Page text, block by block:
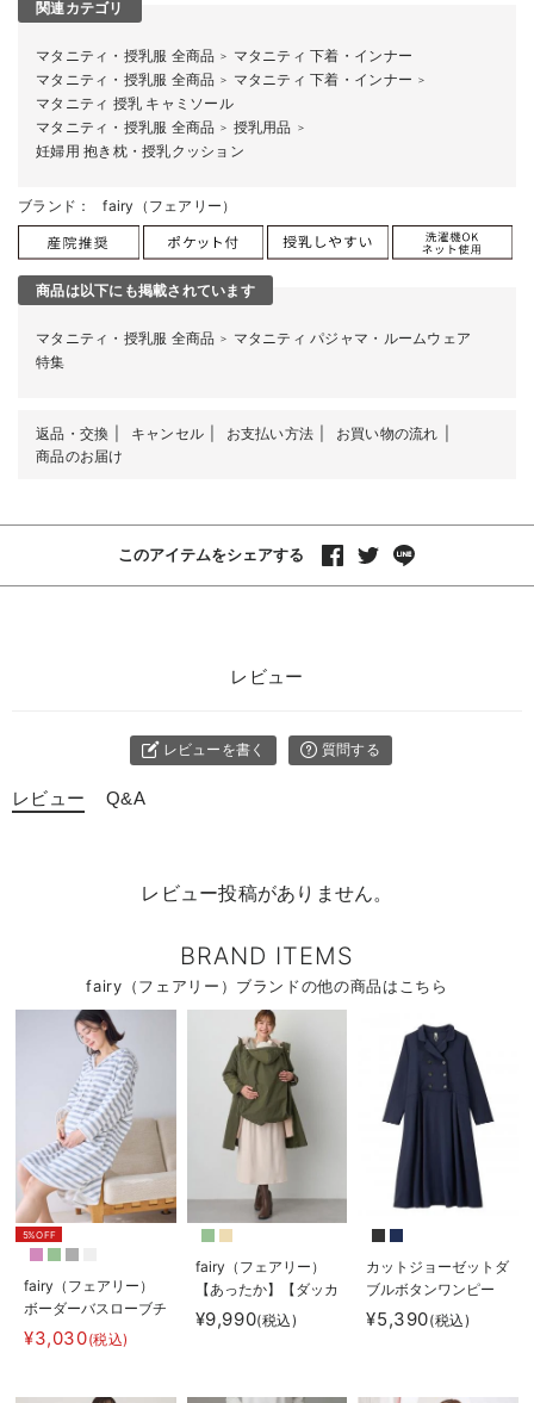
関連カテゴリ
マタニティ・授乳服 全商品 ＞
マタニティ 下着・インナー
マタニティ・授乳服 全商品 ＞ マタニティ 下着・インナー ＞
マタニティ 授乳 キャミソール
マタニティ・授乳服 全商品 ＞ 授乳用品 ＞
妊婦用 抱き枕・授乳クッション
ブランド： fairy（フェアリー）
商品は以下にも掲載されています
マタニティ・授乳服 全商品 ＞
マタニティ パジャマ・ルームウェア
特集
返品・交換 キャンセル お支払い方法
お買い物の流れ
商品のお届け
このアイテムをシェアする
レビュー
レビューを書く 質問する
レビュー Q&A
レビュー投稿がありません。
BRAND ITEMS
fairy（フェアリー）ブランドの他の商品はこちら
5%OFF
fairy（フェアリー）
ボーダーバスローブチ
ュニック
¥3,030(税込)
fairy（フェアリー）
【あったか】【ダッカ
ー付】フーデットママ
コート マタニティ・
¥9,990(税込)
カットジョーゼットダ
ブルボタンワンピー
ス マタニティ・授乳
服【出産後も長く使え
¥5,390(税込)